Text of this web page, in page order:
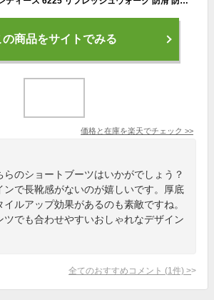
の商品をサイトでみる
価格と在庫を楽天でチェック >>
らのショートブーツはいかがでしょう？
ンで長靴感がないのが嬉しいです。厚底
ルアップ効果があるのも素敵ですね。
ツでも合わせやすいおしゃれなデザイン
全てのおすすめコメント (1 件) >